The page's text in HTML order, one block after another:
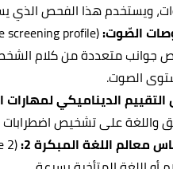
هذا الفحص الذي يستغرق 5 دقائق تمارين مختلفة
الصّوت:
جوانب متعددة من كلام الشخص
الصوت.
التقييم الديناميكي لمهارات
واللغة على تشخيص اضطرابات
معالم اللغة المبكرة 2: